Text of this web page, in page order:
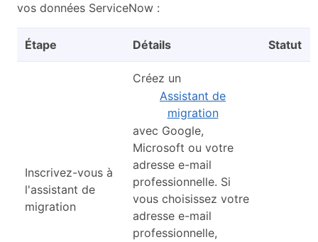
vos données ServiceNow :
Étape Détails Statut
Inscrivez-vous à
l'assistant de
migration
Créez un
Assistant de
migration
avec Google,
Microsoft ou votre
adresse e-mail
professionnelle. Si
vous choisissez votre
adresse e-mail
professionnelle,